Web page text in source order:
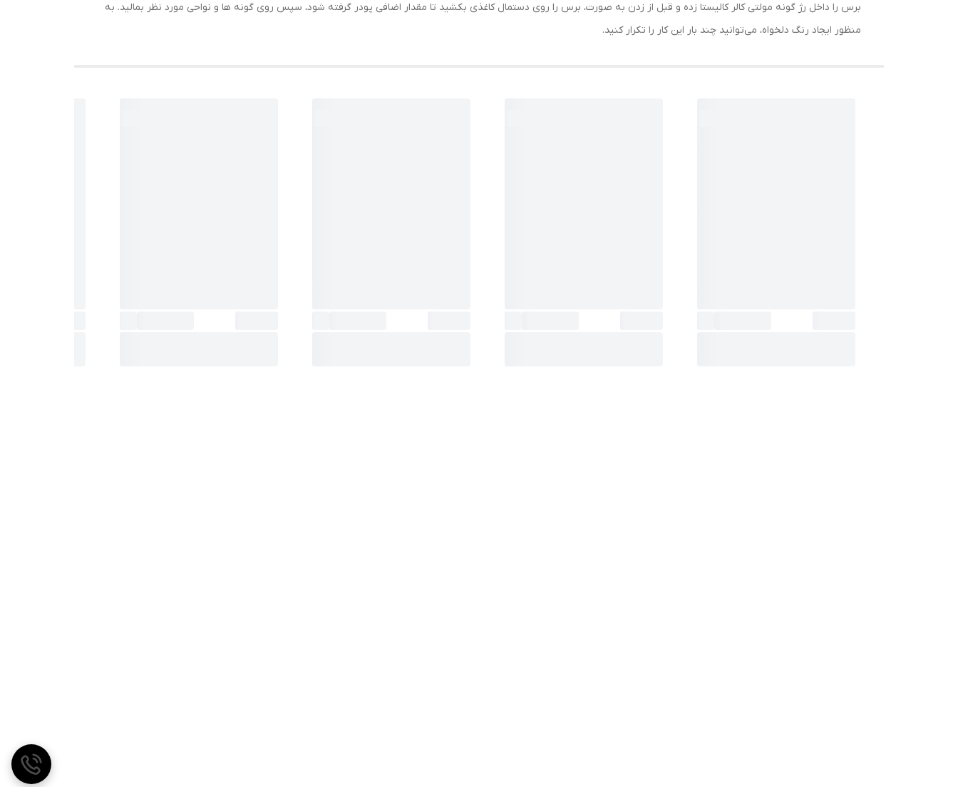
برس را داخل رژ گونه مولتی کالر کالیستا زده و قبل از زدن به صورت، برس را روی دستمال کاغذی بکشید تا مقدار اضافی پودر گرفته شود، سپس روی گونه ها و نواحی مورد نظر بمالید. به
منظور ایجاد رنگ دلخواه، می‌توانید چند بار این کار را تکرار کنید.